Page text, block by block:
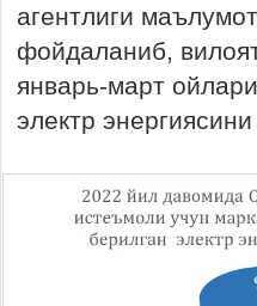
агентлиги
фойдаланиб,
январь-март
электр